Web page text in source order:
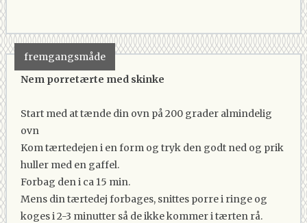
fremgangsmåde
Nem porretærte med skinke
Start med at tænde din ovn på 200 grader almindelig
ovn
Kom tærtedejen i en form og tryk den godt ned og prik
huller med en gaffel.
Forbag den i ca 15 min.
Mens din tærtedej forbages, snittes porre i ringe og
koges i 2-3 minutter så de ikke kommer i tærten rå.